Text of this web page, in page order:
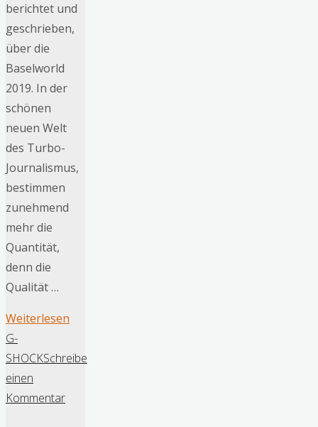
berichtet und
geschrieben,
über die
Baselworld
2019. In der
schönen
neuen Welt
des Turbo-
Journalismus,
bestimmen
zunehmend
mehr die
Quantität,
denn die
Qualität …
Weiterlesen
Teil
G-
SHOCKSchreibe
einen
Kommentar